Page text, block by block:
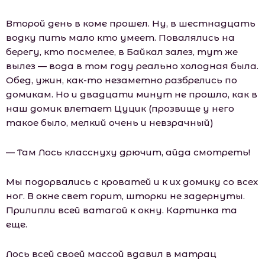
Второй день в коме прошел. Ну, в шестнадцать
водку пить мало кто умеет. Повалялись на
берегу, кто посмелее, в Байкал залез, тут же
вылез — вода в том году реально холодная была.
Обед, ужин, как-то незаметно разбрелись по
домикам. Но и двадцати минут не прошло, как в
наш домик влетает Цуцик (прозвище у него
такое было, мелкий очень и невзрачный)
— Там Лось класснуху дрючит, айда смотреть!
Мы подорвались с кроватей и к их домику со всех
ног. В окне свет горит, шторки не задернуты.
Прилипли всей ватагой к окну. Картинка та
еще.
Лось всей своей массой вдавил в матрац